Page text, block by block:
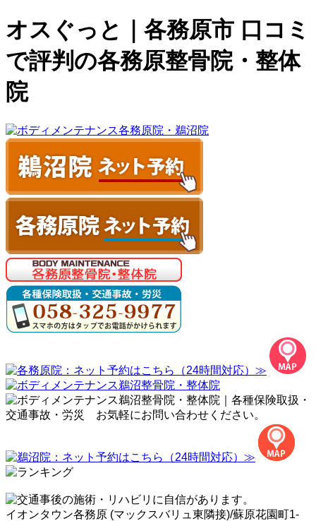
オスぐっと｜各務原市 口コミ
で評判の各務原整骨院・整体
院
イオンタウン各務原 (マックスバリュ東隣接)/蘇原花園町1-